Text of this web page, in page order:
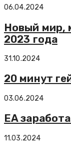
06.04.2024
Новый мир,
2023 года
31.10.2024
20 минут
03.06.2024
EA
11.03.2024